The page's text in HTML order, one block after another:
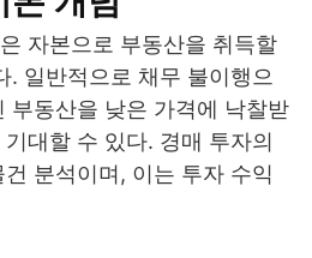
자본으로 부동산을 취득할
. 일반적으로 채무 불이행으
부동산을 낮은 가격에 낙찰받
대할 수 있다. 경매 투자의
분석이며, 이는 투자 수익